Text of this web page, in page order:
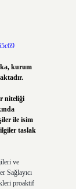
kurum
niteliği
ile isim
taslak
ve
Sağlayıcı
proaktif